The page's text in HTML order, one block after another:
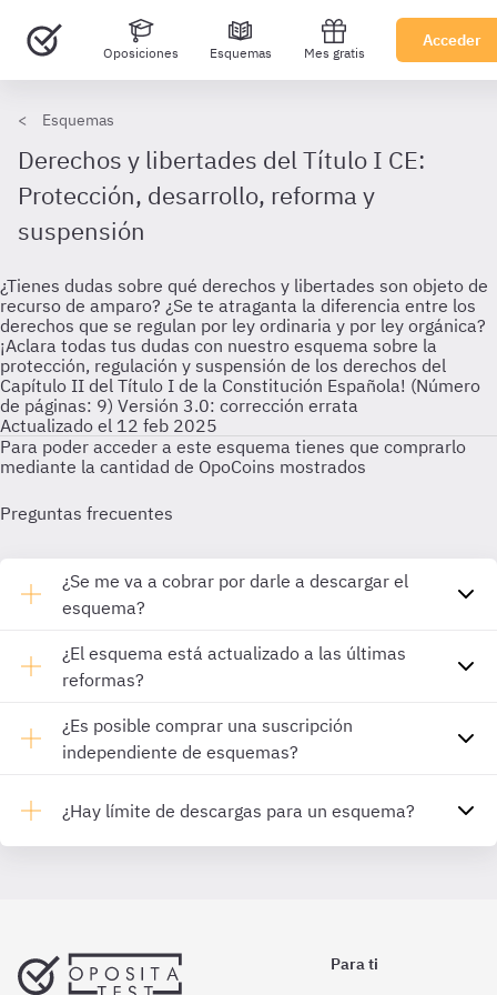
Oposiciones Esquemas Mes gratis
Acceder
Esquemas
Derechos y libertades del Título I CE:
Protección, desarrollo, reforma y
suspensión
¿Tienes dudas sobre qué derechos y libertades son objeto de
recurso de amparo? ¿Se te atraganta la diferencia entre los
derechos que se regulan por ley ordinaria y por ley orgánica?
¡Aclara todas tus dudas con nuestro esquema sobre la
protección, regulación y suspensión de los derechos del
Capítulo II del Título I de la Constitución Española! (Número
de páginas: 9) Versión 3.0: corrección errata
Actualizado el 12 feb 2025
Para poder acceder a este esquema tienes que comprarlo
mediante la cantidad de OpoCoins mostrados
Preguntas frecuentes
¿Se me va a cobrar por darle a descargar el
esquema?
¿El esquema está actualizado a las últimas
reformas?
¿Es posible comprar una suscripción
independiente de esquemas?
¿Hay límite de descargas para un esquema?
Para ti